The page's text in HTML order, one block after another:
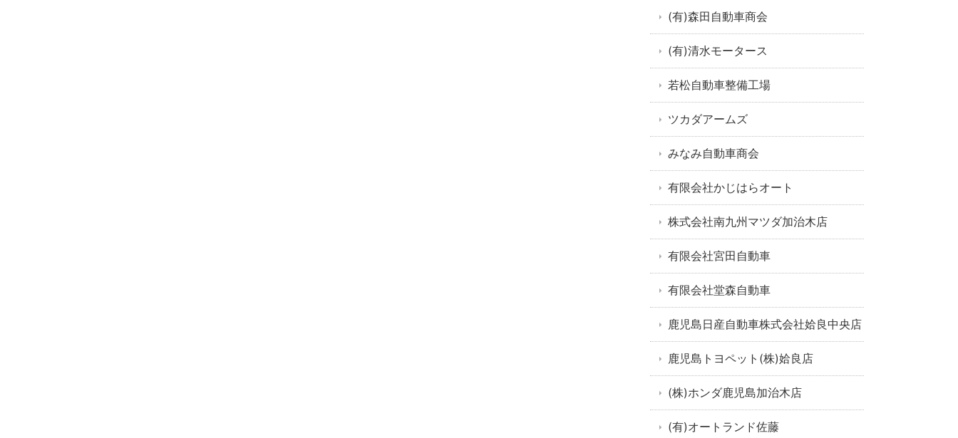
(有)森田自動車商会
(有)清水モータース
若松自動車整備工場
ツカダアームズ
みなみ自動車商会
有限会社かじはらオート
株式会社南九州マツダ加治木店
有限会社宮田自動車
有限会社堂森自動車
鹿児島日産自動車株式会社姶良中央店
鹿児島トヨペット(株)姶良店
(株)ホンダ鹿児島加治木店
(有)オートランド佐藤